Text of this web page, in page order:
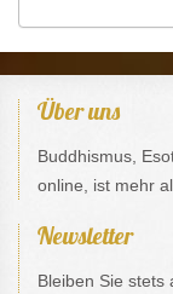
Über uns
Buddhismus,
online, ist mehr
Newsletter
Bleiben Sie stets